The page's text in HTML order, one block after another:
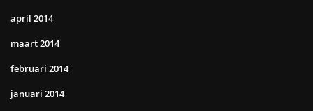
april 2014
maart 2014
februari 2014
januari 2014